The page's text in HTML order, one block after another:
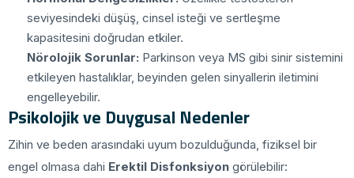
seviyesindeki düşüş, cinsel isteği ve sertleşme
kapasitesini doğrudan etkiler.
Nörolojik Sorunlar: Parkinson veya MS gibi sinir sistemini
etkileyen hastalıklar, beyinden gelen sinyallerin iletimini
engelleyebilir.
Psikolojik ve Duygusal Nedenler
Zihin ve beden arasındaki uyum bozulduğunda, fiziksel bir
engel olmasa dahi Erektil Disfonksiyon görülebilir: